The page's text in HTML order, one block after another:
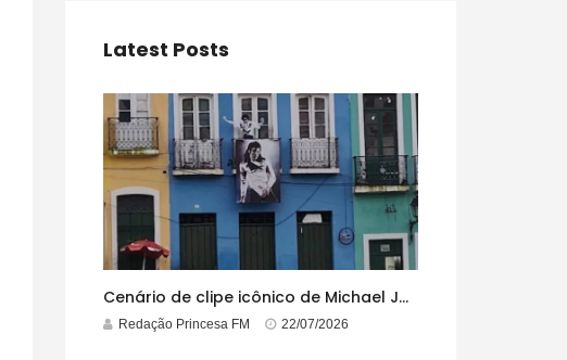
Latest Posts
Cenário de clipe icônico de Michael Jackson, casarão azul no centro do Pelourinho enfrenta ordem de desocupação
Redação Princesa FM 22/07/2026